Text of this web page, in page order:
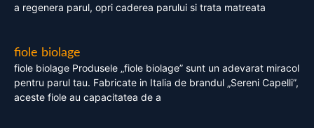
a regenera parul, opri caderea parului si trata matreata
fiole biolage
fiole biolage Produsele „fiole biolage” sunt un adevarat miracol
pentru parul tau. Fabricate in Italia de brandul „Sereni Capelli”,
aceste fiole au capacitatea de a